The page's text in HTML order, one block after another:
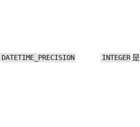
DATETIME_PRECISION INTEGER 是